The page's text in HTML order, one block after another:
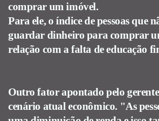
comprar um imóvel.
Para ele, o índice de pessoas que
guardar dinheiro para comprar
relação com a falta de educação
Outro fator apontado pelo gerente
cenário atual econômico. "As